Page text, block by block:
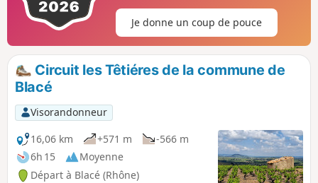
Je donne un coup de pouce
Circuit les Têtiéres de la commune de
Blacé
Visorandonneur
16,06 km
+571 m
-566 m
6h 15
Moyenne
Départ à Blacé (Rhône)